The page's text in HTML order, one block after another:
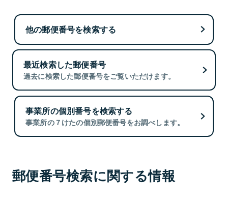
他の郵便番号を検索する
最近検索した郵便番号
過去に検索した郵便番号をご覧いただけます。
事業所の個別番号を検索する
事業所の７けたの個別郵便番号をお調べします。
郵便番号検索に関する情報